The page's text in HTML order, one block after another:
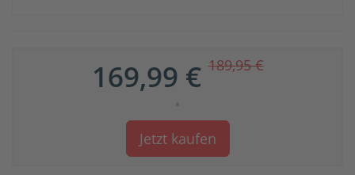
169,99 €189,95 €
*
Jetzt kaufen